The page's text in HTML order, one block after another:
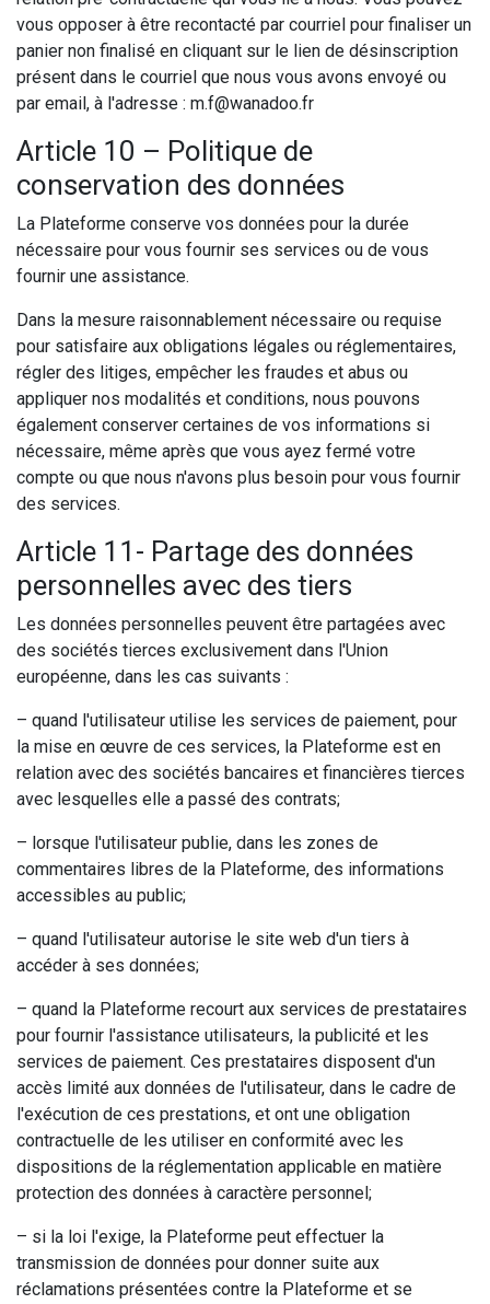
vous opposer à être recontacté par courriel pour finaliser un
panier non finalisé en cliquant sur le lien de désinscription
présent dans le courriel que nous vous avons envoyé ou
par email, à l'adresse : m.f@wanadoo.fr
Article 10 – Politique de
conservation des données
La Plateforme conserve vos données pour la durée
nécessaire pour vous fournir ses services ou de vous
fournir une assistance.
Dans la mesure raisonnablement nécessaire ou requise
pour satisfaire aux obligations légales ou réglementaires,
régler des litiges, empêcher les fraudes et abus ou
appliquer nos modalités et conditions, nous pouvons
également conserver certaines de vos informations si
nécessaire, même après que vous ayez fermé votre
compte ou que nous n'avons plus besoin pour vous fournir
des services.
Article 11- Partage des données
personnelles avec des tiers
Les données personnelles peuvent être partagées avec
des sociétés tierces exclusivement dans l'Union
européenne, dans les cas suivants :
– quand l'utilisateur utilise les services de paiement, pour
la mise en œuvre de ces services, la Plateforme est en
relation avec des sociétés bancaires et financières tierces
avec lesquelles elle a passé des contrats;
– lorsque l'utilisateur publie, dans les zones de
commentaires libres de la Plateforme, des informations
accessibles au public;
– quand l'utilisateur autorise le site web d'un tiers à
accéder à ses données;
– quand la Plateforme recourt aux services de prestataires
pour fournir l'assistance utilisateurs, la publicité et les
services de paiement. Ces prestataires disposent d'un
accès limité aux données de l'utilisateur, dans le cadre de
l'exécution de ces prestations, et ont une obligation
contractuelle de les utiliser en conformité avec les
dispositions de la réglementation applicable en matière
protection des données à caractère personnel;
– si la loi l'exige, la Plateforme peut effectuer la
transmission de données pour donner suite aux
réclamations présentées contre la Plateforme et se